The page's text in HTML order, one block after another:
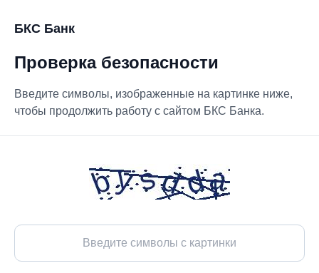
БКС Банк
Проверка безопасности
Введите символы, изображенные на картинке ниже,
чтобы продолжить работу с сайтом БКС Банка.